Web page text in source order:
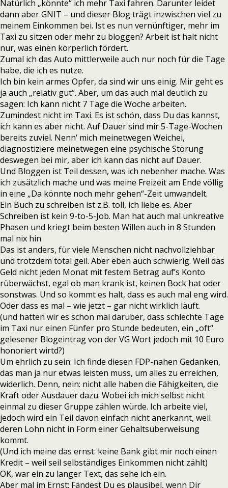
Natürlich „könnte“ ich mehr Taxi fahren. Darunter leidet
dann aber GNIT – und dieser Blog trägt inzwischen viel zu
meinem Einkommen bei. Ist es nun vernünftiger, mehr im
Taxi zu sitzen oder mehr zu bloggen? Arbeit ist halt nicht
nur, was einen körperlich fördert.
Zumal ich das Auto mittlerweile auch nur noch für die Tage
habe, die ich es nutze.
Ich bin kein armes Opfer, da sind wir uns einig. Mir geht es
ja auch „relativ gut“. Aber, um das auch mal deutlich zu
sagen: Ich kann nicht 7 Tage die Woche arbeiten.
Zumindest nicht im Taxi. Es ist schön, dass Du das kannst,
ich kann es aber nicht. Auf Dauer sind mir 5-Tage-Wochen
bereits zuviel. Nenn‘ mich meinetwegen Weichei,
diagnostiziere meinetwegen eine psychische Störung
deswegen bei mir, aber ich kann das nicht auf Dauer.
Und Bloggen ist Teil dessen, was ich nebenher mache. Was
ich zusätzlich mache und was meine Freizeit am Ende völlig
in eine „Da könnte noch mehr gehen“-Zeit umwandelt.
Ein Buch zu schreiben ist z.B. toll, ich liebe es. Aber
Schreiben ist kein 9-to-5-Job. Man hat auch mal unkreative
Phasen und kriegt beim besten Willen auch in 8 Stunden
mal nix hin
Das ist anders, für viele Menschen nicht nachvollziehbar
und trotzdem total geil. Aber eben auch schwierig. Weil das
Geld nicht jeden Monat mit festem Betrag auf’s Konto
rüberwächst, egal ob man krank ist, keinen Bock hat oder
sonstwas. Und so kommt es halt, dass es auch mal eng wird.
Oder dass es mal – wie jetzt – gar nicht wirklich läuft.
(und hatten wir es schon mal darüber, dass schlechte Tage
im Taxi nur einen Fünfer pro Stunde bedeuten, ein „oft“
gelesener Blogeintrag von der VG Wort jedoch mit 10 Euro
honoriert wirtd?)
Um ehrlich zu sein: Ich finde diesen FDP-nahen Gedanken,
das man ja nur etwas leisten muss, um alles zu erreichen,
widerlich. Denn, nein: nicht alle haben die Fähigkeiten, die
Kraft oder Ausdauer dazu. Wobei ich mich selbst nicht
einmal zu dieser Gruppe zählen würde. Ich arbeite viel,
jedoch wird ein Teil davon einfach nicht anerkannt, weil
deren Lohn nicht in Form einer Gehaltsüberweisung
kommt.
(Und ich meine das ernst: keine Bank gibt mir noch einen
Kredit – weil seil selbständiges Einkommen nicht zählt)
OK, war ein zu langer Text, das sehe ich ein.
Aber mal im Ernst: Fändest Du es plausibel, wenn Dir